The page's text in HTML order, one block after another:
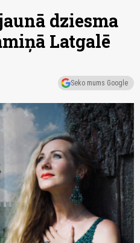
dziesma
Latgalē
Seko mums Google